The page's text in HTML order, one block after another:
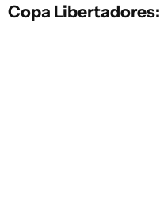
Copa Libertadores: